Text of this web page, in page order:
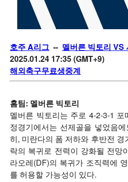
호주 A리그 -- 멜버른 빅토리 VS
2025.01.24 17:35 (GMT+9)
해외축구무료생중계
홈팀: 멜버른 빅토리
멜버른 빅토리는 주로 4-2-3-1
정경기에서는 선제골을 넣었음
히, 미란다의 폼 저하와 후반전
락의 복귀로 전력이 강화될 전망
라오레(DF)의 복귀가 조직력에
를 허용할 가능성이 있다.